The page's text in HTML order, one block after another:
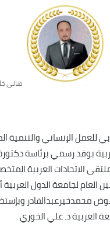
هانى
للعمل الإنساني
بوفد رسمي برئاسة
الاتحادات العربية
العام لجامعة الدول
محمدخيرعبدالقادر
العربية د. علي الخوري .